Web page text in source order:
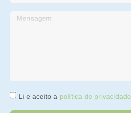
Li e aceito a política de privacidade